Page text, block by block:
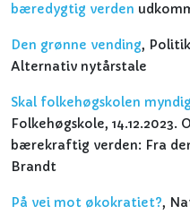
bæredygtig verden
Den grønne vending,
Alternativ nytårstale
Skal folkehøgskolen
Folkehøgskole, 14.12.2023.
bærekraftig verden: Fra
Brandt
På vei mot økokratiet?,